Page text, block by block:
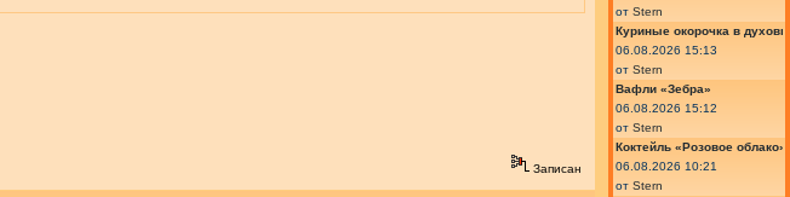
Записан
от Stern
Куриные окорочка в
06.08.2026 15:13
от Stern
Вафли «Зебра»
06.08.2026 15:12
от Stern
Коктейль «Розовое
06.08.2026 10:21
от Stern